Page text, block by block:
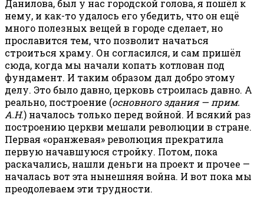
Данилова, был у нас городской голова, я пошёл к
нему, и как-то удалось его убедить, что он ещё
много полезных вещей в городе сделает, но
прославится тем, что позволит начаться
строиться храму. Он согласился, и сам пришёл
сюда, когда мы начали копать котлован под
фундамент. И таким образом дал добро этому
делу. Это было давно, церковь строилась давно. А
реально, построение (основного здания— прим.
А.Н.) началось только перед войной. И всякий раз
построению церкви мешали революции в стране.
Первая «оранжевая» революция прекратила
первую начавшуюся стройку. Потом, пока
раскачались, нашли деньги на проект и прочее —
началась вот эта нынешняя война. И вот пока мы
преодолеваем эти трудности.